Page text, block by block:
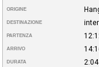
ORIGINE
DESTINAZIONE
PARTENZA
ARRIVO
DURATA 2:04